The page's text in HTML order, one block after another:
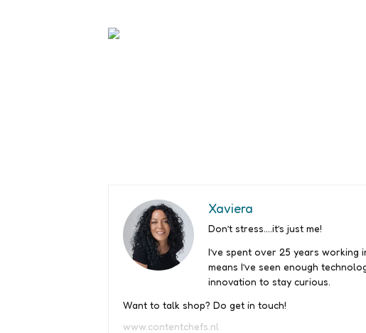
Xaviera
Don’t stress….it’s just me!
I’ve spent over 25 years
means I’ve seen enough
innovation to stay curious.
Want to talk shop? Do get in touch!
www.contentchefs.nl